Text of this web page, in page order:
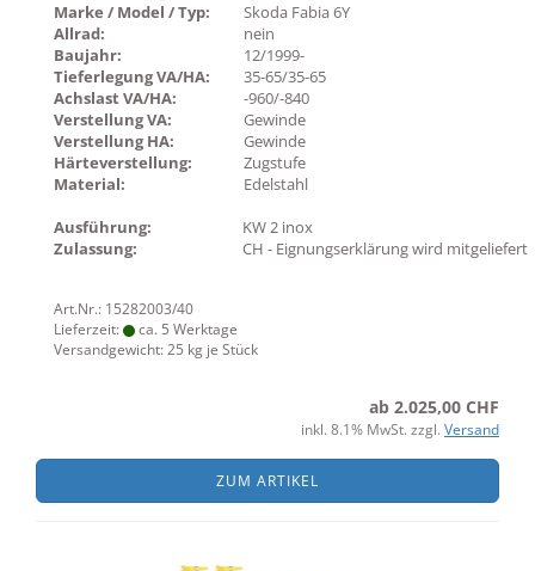
Marke / Model / Typ:
Skoda Fabia 6Y
Allrad:
nein
Baujahr:
12/1999-
Tieferlegung VA/HA:
35-65/35-65
Achslast VA/HA:
-960/-840
Verstellung VA:
Gewinde
Verstellung HA:
Gewinde
Härteverstellung:
Zugstufe
Material:
Edelstahl
Ausführung:
KW 2 inox
Zulassung:
CH - Eignungserklärung wird mitgeliefert
Art.Nr.: 15282003/40
Lieferzeit:
ca. 5 Werktage
Versandgewicht:25 kg je Stück
ab 2.025,00 CHF
inkl. 8.1% MwSt. zzgl. Versand
ZUM ARTIKEL